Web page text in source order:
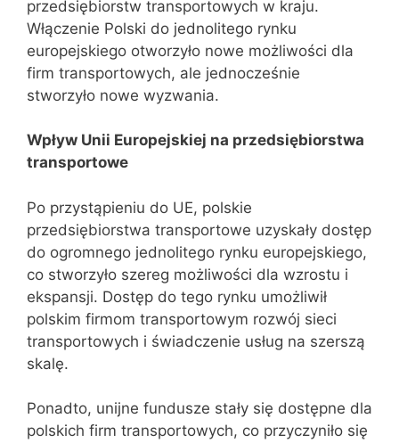
przedsiębiorstw transportowych w kraju.
Włączenie Polski do jednolitego rynku
europejskiego otworzyło nowe możliwości dla
firm transportowych, ale jednocześnie
stworzyło nowe wyzwania.
Wpływ Unii Europejskiej na przedsiębiorstwa
transportowe
Po przystąpieniu do UE, polskie
przedsiębiorstwa transportowe uzyskały dostęp
do ogromnego jednolitego rynku europejskiego,
co stworzyło szereg możliwości dla wzrostu i
ekspansji. Dostęp do tego rynku umożliwił
polskim firmom transportowym rozwój sieci
transportowych i świadczenie usług na szerszą
skalę.
Ponadto, unijne fundusze stały się dostępne dla
polskich firm transportowych, co przyczyniło się